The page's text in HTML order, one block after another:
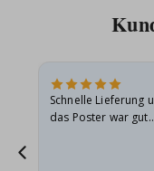
Schnelle Lieferung
das Poster war gut